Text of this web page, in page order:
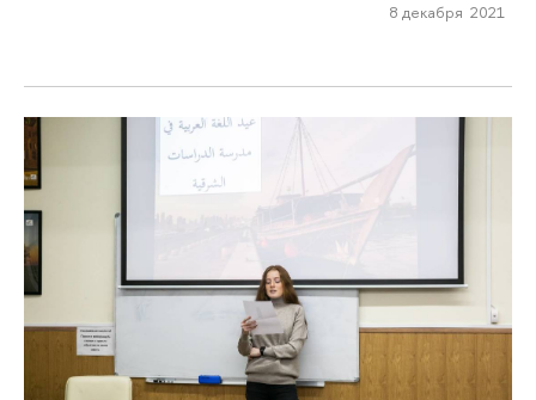
8 декабря 2021